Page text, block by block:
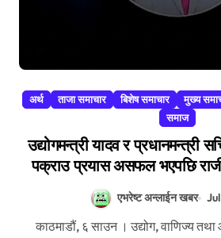
अर्थ ताजा समाचार बिशेष समाचार मुख्य
समाज
उद्योगमन्त्री यादव र प्रधानमन्त्री
पक्राउ प्रयास असफल भएपछि
एभरेष्ट अन्लाईन खबर
काठमाडौं, ६ साउन । उद्योग, वाणिज्य तथा आपूर्तिमन्त्री गौरीकुमारी